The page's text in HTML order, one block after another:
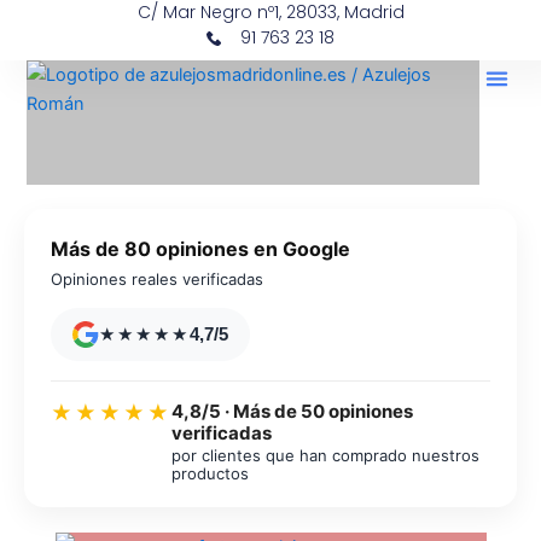
contenido
C/ Mar Negro nº1, 28033, Madrid
91 763 23 18
Más de 80 opiniones en Google
Opiniones reales verificadas
★★★★★4,7/5
★★★★★ 4,8/5 · Más de 50 opiniones
verificadas
por clientes que han comprado nuestros
productos